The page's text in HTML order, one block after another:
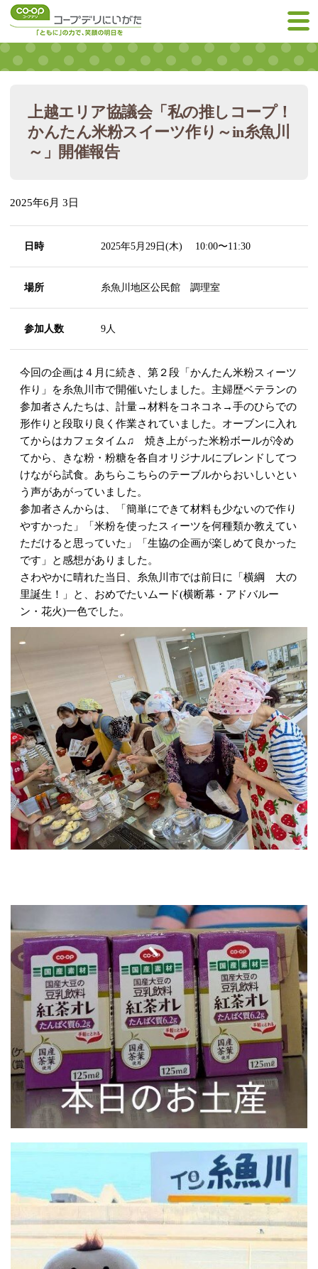
上越エリア協議会「私の推しコープ！
かんたん米粉スイーツ作り～in糸魚川
～」開催報告
2025年6月 3日
日時 2025年5月29日(木) 10:00〜11:30
場所 糸魚川地区公民館 調理室
参加人数 9人
今回の企画は４月に続き、第２段「かんたん米粉スィーツ
作り」を糸魚川市で開催いたしました。主婦歴ベテランの
参加者さんたちは、計量→材料をコネコネ→手のひらでの
形作りと段取り良く作業されていました。オーブンに入れ
てからはカフェタイム♫ 焼き上がった米粉ボールが冷め
てから、きな粉・粉糖を各自オリジナルにブレンドしてつ
けながら試食。あちらこちらのテーブルからおいしいとい
う声があがっていました。
参加者さんからは、「簡単にできて材料も少ないので作り
やすかった」「米粉を使ったスィーツを何種類か教えてい
ただけると思っていた」「生協の企画が楽しめて良かった
です」と感想がありました。
さわやかに晴れた当日、糸魚川市では前日に「横綱 大の
里誕生！」と、おめでたいムード(横断幕・アドバルー
ン・花火)一色でした。